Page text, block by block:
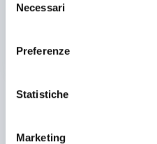
delNecessari
Preferenze
Statistiche
Marketing
Questo sito è protetto da
norme sulla privacy